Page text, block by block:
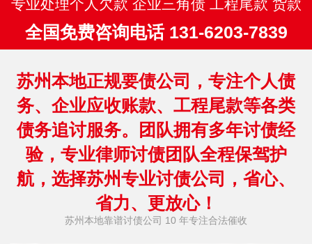
专业处理个人欠款 企业三角债 工程尾款 货款
全国免费咨询电话 131-6203-7839
苏州本地正规要债公司，专注个人债
务、企业应收账款、工程尾款等各类
债务追讨服务。团队拥有多年讨债经
验，专业律师讨债团队全程保驾护
航，选择苏州专业讨债公司，省心、
省力、更放心！
苏州本地靠谱讨债公司 10 年专注合法催收